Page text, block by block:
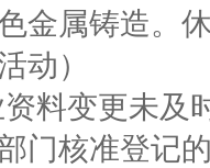
金属铸造。
动）
料变更未及
门核准登记